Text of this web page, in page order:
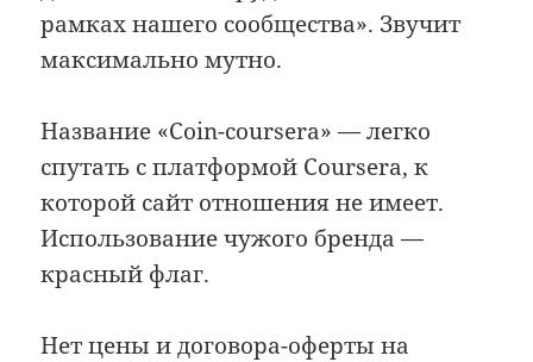
рамках нашего сообщества». Звучит
максимально мутно.
Название «Coin-coursera» — легко
спутать с платформой Coursera, к
которой сайт отношения не имеет.
Использование чужого бренда —
красный флаг.
Нет цены и договора-оферты на